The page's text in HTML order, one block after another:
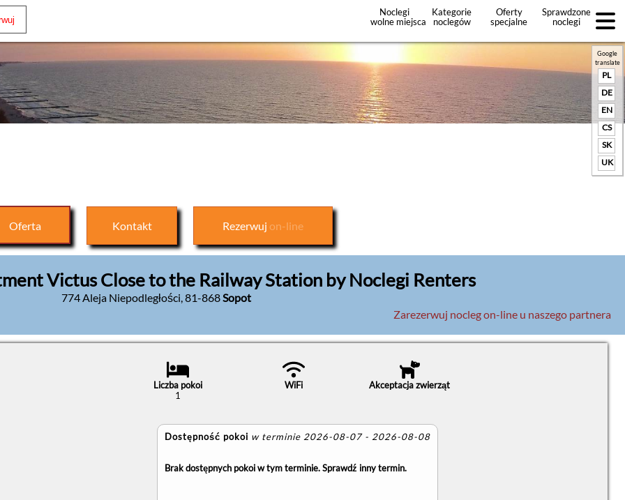
Noclegi
wolne miejsca
Kategorie
noclegów
Oferty
specjalne
Sprawdzone
noclegi
+Dodaj
Google
translate
PL
DE
EN
CS
SK
UK
Oferta Kontakt Rezerwuj on-line
Victus Close to the Railway Station by Noclegi Renters
774 Aleja Niepodległości,81-868Sopot
Zarezerwuj nocleg on-line u naszego partnera
Liczba pokoi
1
WiFi Akceptacja zwierząt
Dostępność pokoi w terminie 2026-08-07 - 2026-08-08
Brak dostępnych pokoi w tym terminie. Sprawdź inny termin.